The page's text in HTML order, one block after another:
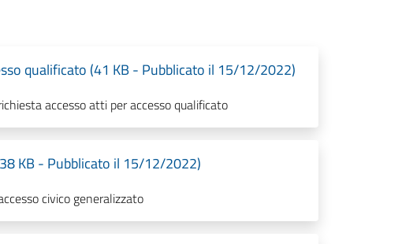
qualificato (41 KB - Pubblicato il 15/12/2022)
accesso atti per accesso qualificato
KB - Pubblicato il 15/12/2022)
civico generalizzato